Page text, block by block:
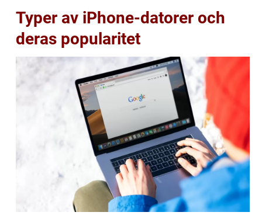
Typer av iPhone-datorer och
deras popularitet